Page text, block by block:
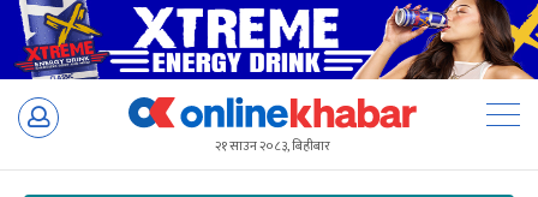
Skip
२१ साउन २०८३, बिहीबार